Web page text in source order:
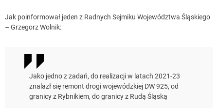
Jak poinformował jeden z Radnych Sejmiku Województwa Śląskiego
– Grzegorz Wolnik:
Jako jedno z zadań, do realizacji w latach 2021-23
znalazł się remont drogi wojewódzkiej DW 925, od
granicy z Rybnikiem, do granicy z Rudą Śląską